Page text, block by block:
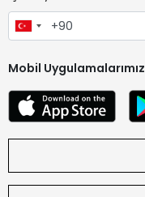
Mobil Uygulamalarımız